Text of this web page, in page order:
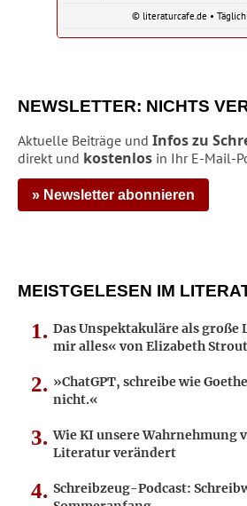
© literaturcafe.de •
NEWSLETTER: NICHTS
Aktuelle Beiträge und Infos zu
direkt und kostenlos in Ihr E-Mail-
» Newsletter abonnieren
MEISTGELESEN IM
Das Unspektakuläre als
mir alles« von Elizabeth Strout
»ChatGPT, schreibe wie
nicht.«
Wie KI unsere Wahrnehmung
Literatur verändert
Schreibzeug-Podcast: